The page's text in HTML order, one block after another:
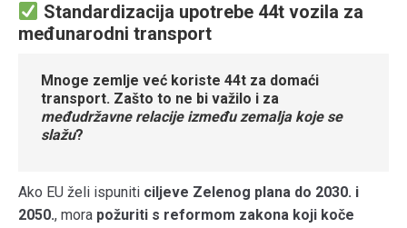
Standardizacija upotrebe 44t vozila za
međunarodni transport
Mnoge zemlje već koriste 44t za domaći
transport. Zašto to ne bi važilo i za
međudržavne relacije između zemalja koje se
slažu?
Ako EU želi ispuniti ciljeve Zelenog plana do 2030. i
2050., mora požuriti s reformom zakona koji koče